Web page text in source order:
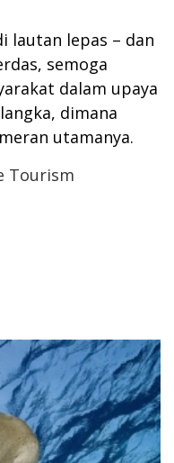
lautan lepas – dan
semoga
dalam upaya
dimana
utamanya.
Tourism